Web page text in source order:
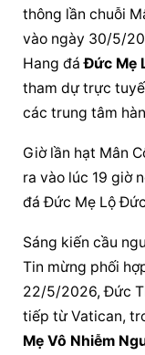
thông lần chuỗi
vào ngày 30/5/
Hang đá Đức Mẹ
tham dự trực
các trung tâm
Giờ lần hạt Mân
ra vào lúc 19 giờ
đá Đức Mẹ Lộ Đức
Sáng kiến cầu
Tin mừng phối
22/5/2026, Đức
tiếp từ Vatican,
Mẹ Vô Nhiễm